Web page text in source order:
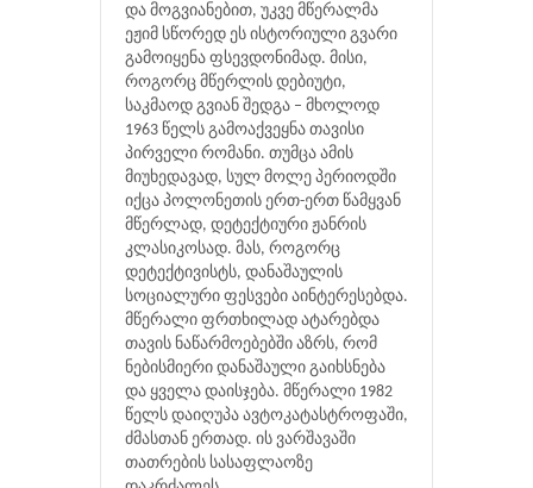
და მოგვიანებით, უკვე მწერალმა
ეჟიმ სწორედ ეს ისტორიული გვარი
გამოიყენა ფსევდონიმად. მისი,
როგორც მწერლის დებიუტი,
საკმაოდ გვიან შედგა – მხოლოდ
1963 წელს გამოაქვეყნა თავისი
პირველი რომანი. თუმცა ამის
მიუხედავად, სულ მოლე პერიოდში
იქცა პოლონეთის ერთ-ერთ წამყვან
მწერლად, დეტექტიური ჟანრის
კლასიკოსად. მას, როგორც
დეტექტივისტს, დანაშაულის
სოციალური ფესვები აინტერესებდა.
მწერალი ფრთხილად ატარებდა
თავის ნაწარმოებებში აზრს, რომ
ნებისმიერი დანაშაული გაიხსნება
და ყველა დაისჯება. მწერალი 1982
წელს დაიღუპა ავტოკატასტროფაში,
ძმასთან ერთად. ის ვარშავაში
თათრების სასაფლაოზე